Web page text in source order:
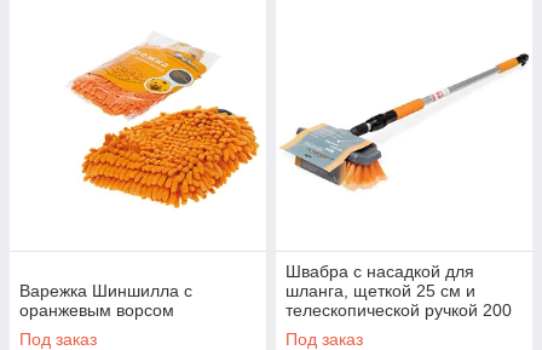
Варежка Шиншилла с
оранжевым ворсом
Под заказ
Швабра с насадкой для
шланга, щеткой 25 см и
телескопической ручкой 200
см
Под заказ